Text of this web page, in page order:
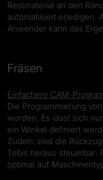
Restmaterial an den
automatisiert erledigen.
Anwender kann das
Fräsen
Einfachere CAM-
Die Programmierung
worden: Es lässt sich
ein Winkel definiert
Zudem sind die
Tebis heraus steuerbar:
optimal auf